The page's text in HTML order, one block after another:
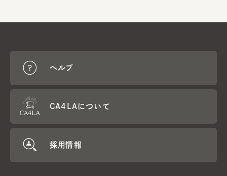
ヘルプ
CA4LAについて
採用情報